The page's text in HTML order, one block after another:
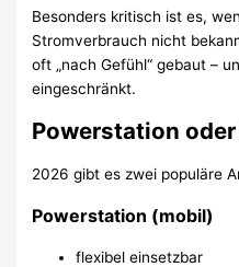
Besonders kritisch ist es,
Stromverbrauch nicht
oft „nach Gefühl“ gebaut –
eingeschränkt.
Powerstation
2026 gibt es zwei populäre
Powerstation (mobil)
flexibel einsetzbar